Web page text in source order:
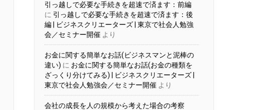
引っ越しで必要な手続きを超速で済ます：前編
に 引っ越しで必要な手続きを超速で済ます：後
編 | ビジネスクリエーターズ | 東京で社会人勉強
会／セミナー開催 より
お金に関する簡単なお話(ビジネスマンと泥棒の
違い) に お金に関する簡単なお話(お金の種類を
ざっくり分けてみる) | ビジネスクリエーターズ |
東京で社会人勉強会／セミナー開催 より
会社の成長を人の規模から考えた場合の考察